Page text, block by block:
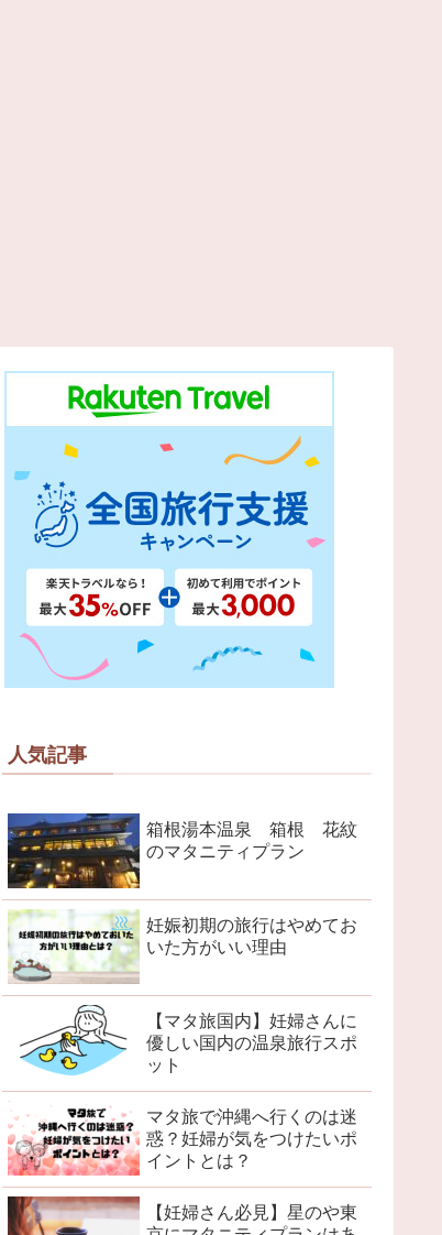
人気記事
箱根湯本温泉 箱根 花紋
のマタニティプラン
妊娠初期の旅行はやめてお
いた方がいい理由
【マタ旅国内】妊婦さんに
優しい国内の温泉旅行スポ
ット
マタ旅で沖縄へ行くのは迷
惑？妊婦が気をつけたいポ
イントとは？
【妊婦さん必見】星のや東